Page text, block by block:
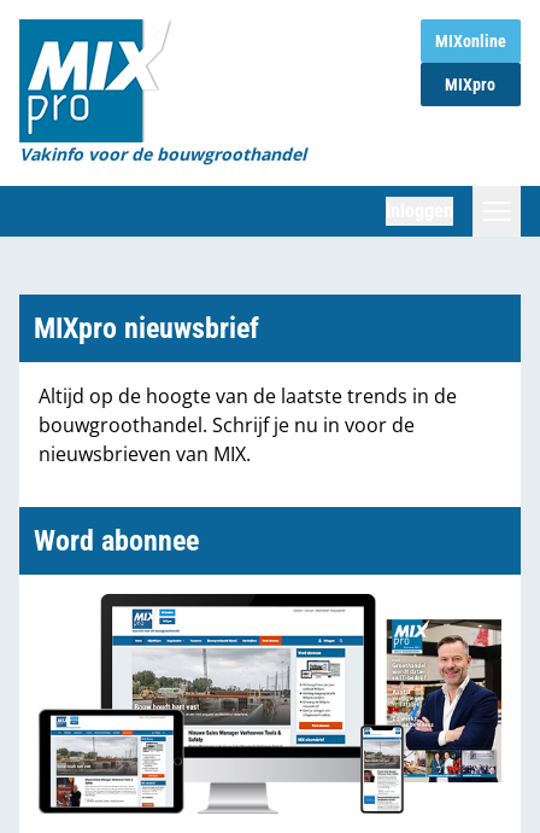
MIXonline
MIXpro
Vakinfo voor de bouwgroothandel
Home
Magazines
Organisaties
Marktcijfers
Partners
MIXpro nieuwsbrief
Altijd op de hoogte van de laatste trends in de
bouwgroothandel. Schrijf je nu in voor de
nieuwsbrieven van MIX.
Word abonnee